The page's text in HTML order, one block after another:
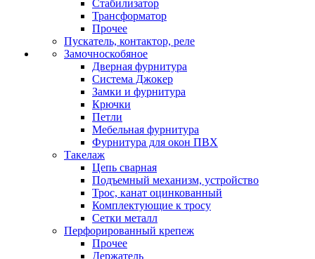
Стабилизатор
Трансформатор
Прочее
Пускатель, контактор, реле
Замочноскобяное
Дверная фурнитура
Система Джокер
Замки и фурнитура
Крючки
Петли
Мебельная фурнитура
Фурнитура для окон ПВХ
Такелаж
Цепь сварная
Подъемный механизм, устройство
Трос, канат оцинкованный
Комплектующие к тросу
Сетки металл
Перфорированный крепеж
Прочее
Держатель